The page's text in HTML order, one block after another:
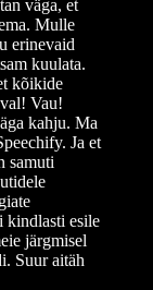
väga, et
Mulle
erinevaid
kuulata.
kõikide
Vau!
kahju. Ma
Ja et
samuti
kindlasti esile
järgmisel
Suur aitäh